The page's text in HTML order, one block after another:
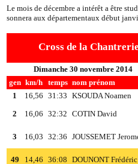
Le mois de décembre a intérêt a être
sonnera aux départementaux début
Cross de la
Dimanche 30 novembre 2014
gen km/h temps nom prénom
1
16,56 31:33 KSOUDA Noamen
2 16,06 32:32 COTIN David
3 16,03 32:36 JOUSSEMET
49 14,46 36:08 DOUNONT Frédéric